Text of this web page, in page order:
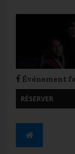
Événement
RÉSERVER